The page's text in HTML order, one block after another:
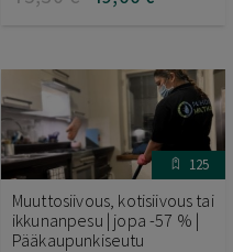
125
Muuttosiivous, kotisiivous tai
ikkunanpesu | jopa -57 % |
Pääkaupunkiseutu